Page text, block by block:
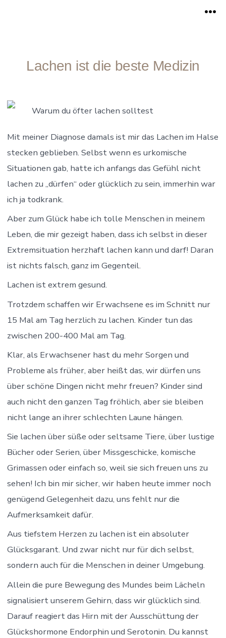
Lachen ist die beste Medizin
Warum du öfter lachen solltest
Mit meiner Diagnose damals ist mir das Lachen im Halse
stecken geblieben. Selbst wenn es urkomische
Situationen gab, hatte ich anfangs das Gefühl nicht
lachen zu „dürfen“ oder glücklich zu sein, immerhin war
ich ja todkrank.
Aber zum Glück habe ich tolle Menschen in meinem
Leben, die mir gezeigt haben, dass ich selbst in dieser
Extremsituation herzhaft lachen kann und darf! Daran
ist nichts falsch, ganz im Gegenteil.
Lachen ist extrem gesund.
Trotzdem schaffen wir Erwachsene es im Schnitt nur
15 Mal am Tag herzlich zu lachen. Kinder tun das
zwischen 200-400 Mal am Tag.
Klar, als Erwachsener hast du mehr Sorgen und
Probleme als früher, aber heißt das, wir dürfen uns
über schöne Dingen nicht mehr freuen? Kinder sind
auch nicht den ganzen Tag fröhlich, aber sie bleiben
nicht lange an ihrer schlechten Laune hängen.
Sie lachen über süße oder seltsame Tiere, über lustige
Bücher oder Serien, über Missgeschicke, komische
Grimassen oder einfach so, weil sie sich freuen uns zu
sehen! Ich bin mir sicher, wir haben heute immer noch
genügend Gelegenheit dazu, uns fehlt nur die
Aufmerksamkeit dafür.
Aus tiefstem Herzen zu lachen ist ein absoluter
Glücksgarant. Und zwar nicht nur für dich selbst,
sondern auch für die Menschen in deiner Umgebung.
Allein die pure Bewegung des Mundes beim Lächeln
signalisiert unserem Gehirn, dass wir glücklich sind.
Darauf reagiert das Hirn mit der Ausschüttung der
Glückshormone Endorphin und Serotonin. Du kannst